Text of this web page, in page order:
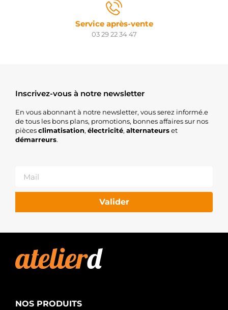
Service après-vente
03 29 22 34 47
Inscrivez-vous à notre newsletter
En vous abonnant à notre newsletter, vous serez informé.e
de tous les bons plans, promotions, bonnes affaires sur nos
piècesclimatisation, électricité, alternateurset
démarreurs.
Valider
NOS PRODUITS